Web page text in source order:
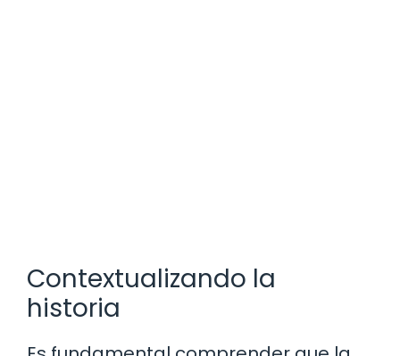
Contextualizando la
historia